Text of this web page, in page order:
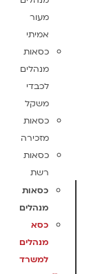
מעור
אמיתי
כסאות
מנהלים
לכבדי
משקל
כסאות
מזכירה
כסאות
רשת
כסאות
מנהלים
כסא
מנהלים
למשרד